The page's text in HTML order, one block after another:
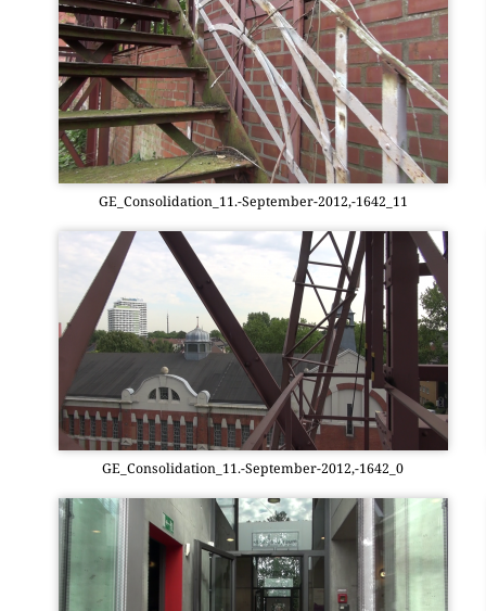
GE_Consolidation_11.-September-2012,-1642_11
GE_Consolidation_11.-September-2012,-1642_0